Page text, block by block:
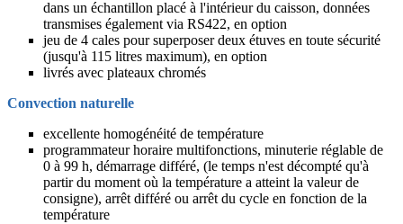
dans un échantillon placé à l'intérieur du caisson, données
transmises également via RS422, en option
jeu de 4 cales pour superposer deux étuves en toute sécurité
(jusqu'à 115 litres maximum), en option
livrés avec plateaux chromés
Convection naturelle
excellente homogénéité de température
programmateur horaire multifonctions, minuterie réglable de
0 à 99 h, démarrage différé, (le temps n'est décompté qu'à
partir du moment où la température a atteint la valeur de
consigne), arrêt différé ou arrêt du cycle en fonction de la
température